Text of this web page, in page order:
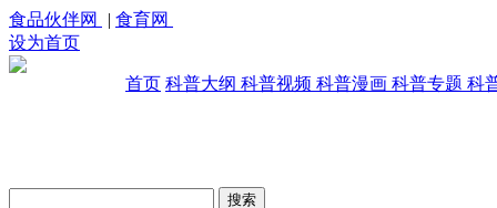
食品伙伴网 | 食育网
设为首页
首页 科普大纲 科普视频 科普漫画 科普专题 科